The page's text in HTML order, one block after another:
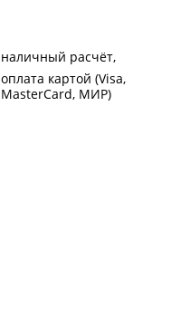
наличный расчёт
оплата картой (Visa,
MasterCard, МИР)